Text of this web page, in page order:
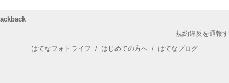
規約違反を通報
はてなフォトライフ / はじめての方へ / はてなブログ